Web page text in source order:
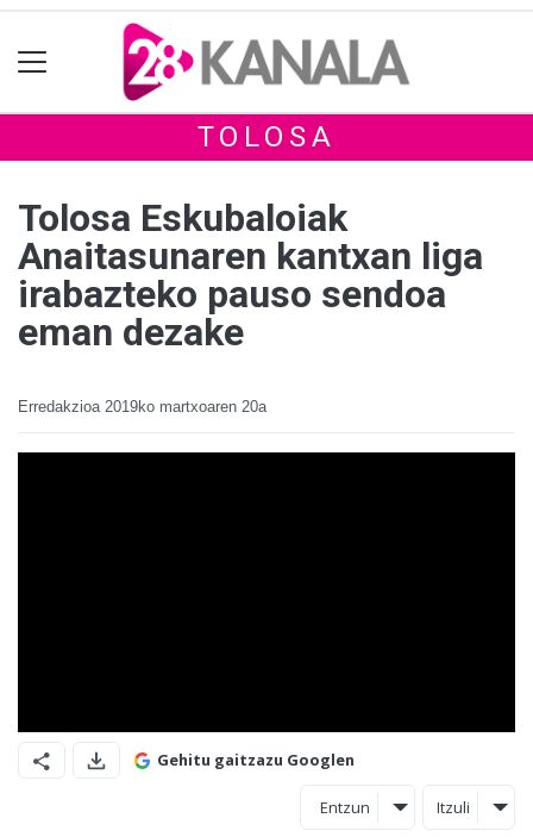
TOLOSA
Tolosa Eskubaloiak
Anaitasunaren kantxan liga
irabazteko pauso sendoa
eman dezake
Erredakzioa 2019ko martxoaren 20a
Gehitu gaitzazu Googlen
Entzun Itzuli